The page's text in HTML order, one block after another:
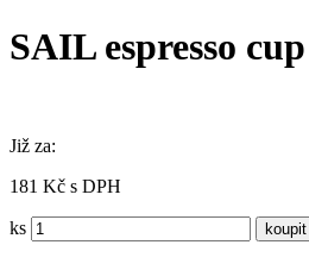
SAIL espresso
Již za:
181 Kč s DPH
ks